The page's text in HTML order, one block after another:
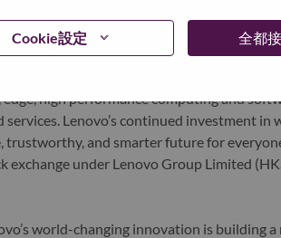
Cookie設定 全都
technology powerhouse, ranked #153 in
day in 180 markets. Focused on a bold
on its success as the world’s largest
AI-optimized devices (PCs, workstations,
high performance computing and
Lenovo’s continued investment in
and smarter future for
exchange under Lenovo Group Limited
world-changing innovation is building a